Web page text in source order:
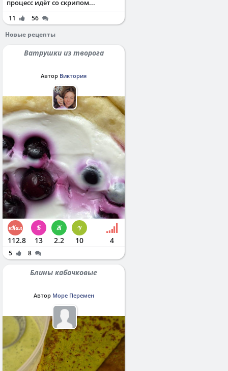
процесс идёт со скрипом...
11
56
Новые рецепты
Ватрушки из творога
Автор Виктория
112.8 13 2.2 10 4
5 8
Блины кабачковые
Автор Море Перемен